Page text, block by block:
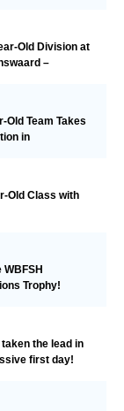
Old Division at
–
Old Team Takes
in
Old Class with
Trophy!
the lead in
first day!​